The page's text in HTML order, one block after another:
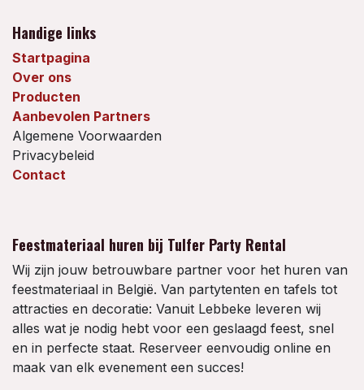
Handige links
Startpagina
Over ons
Producten
Aanbevolen Partners
Algemene Voorwaarden
Privacybeleid
Contact
Feestmateriaal huren bij Tulfer Party Rental
Wij zijn jouw betrouwbare partner voor het huren van
feestmateriaal in België. Van partytenten en tafels tot
attracties en decoratie: Vanuit Lebbeke leveren wij
alles wat je nodig hebt voor een geslaagd feest, snel
en in perfecte staat. Reserveer eenvoudig online en
maak van elk evenement een succes!